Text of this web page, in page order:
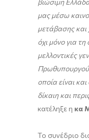
μας μέσω
μετάβασης και
όχι μόνο για τη
μελλοντικές
οποία είναι
δίκαιη και
κατέληξε η κα
Το συνέδριο